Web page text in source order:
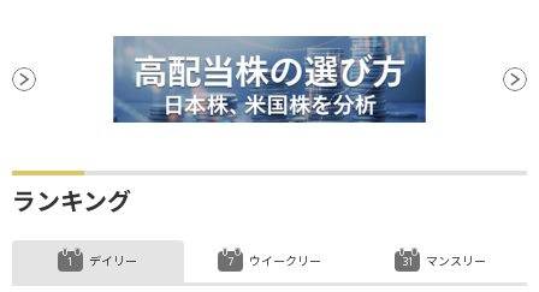
ランキング
デイリー ウイークリー マンスリー